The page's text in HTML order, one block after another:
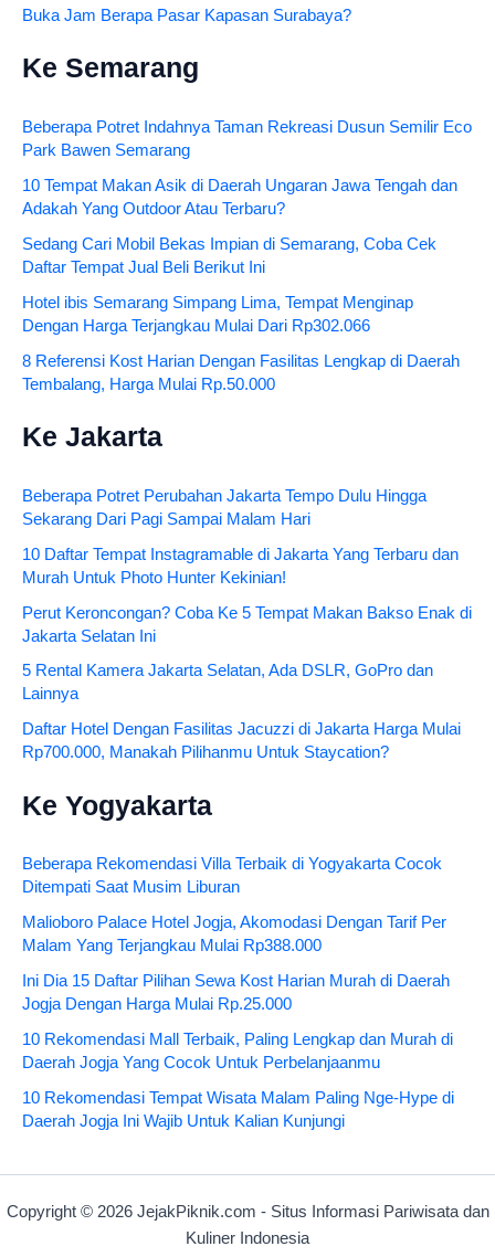
Buka Jam Berapa Pasar Kapasan Surabaya?
Ke Semarang
Beberapa Potret Indahnya Taman Rekreasi Dusun Semilir Eco
Park Bawen Semarang
10 Tempat Makan Asik di Daerah Ungaran Jawa Tengah dan
Adakah Yang Outdoor Atau Terbaru?
Sedang Cari Mobil Bekas Impian di Semarang, Coba Cek
Daftar Tempat Jual Beli Berikut Ini
Hotel ibis Semarang Simpang Lima, Tempat Menginap
Dengan Harga Terjangkau Mulai Dari Rp302.066
8 Referensi Kost Harian Dengan Fasilitas Lengkap di Daerah
Tembalang, Harga Mulai Rp.50.000
Ke Jakarta
Beberapa Potret Perubahan Jakarta Tempo Dulu Hingga
Sekarang Dari Pagi Sampai Malam Hari
10 Daftar Tempat Instagramable di Jakarta Yang Terbaru dan
Murah Untuk Photo Hunter Kekinian!
Perut Keroncongan? Coba Ke 5 Tempat Makan Bakso Enak di
Jakarta Selatan Ini
5 Rental Kamera Jakarta Selatan, Ada DSLR, GoPro dan
Lainnya
Daftar Hotel Dengan Fasilitas Jacuzzi di Jakarta Harga Mulai
Rp700.000, Manakah Pilihanmu Untuk Staycation?
Ke Yogyakarta
Beberapa Rekomendasi Villa Terbaik di Yogyakarta Cocok
Ditempati Saat Musim Liburan
Malioboro Palace Hotel Jogja, Akomodasi Dengan Tarif Per
Malam Yang Terjangkau Mulai Rp388.000
Ini Dia 15 Daftar Pilihan Sewa Kost Harian Murah di Daerah
Jogja Dengan Harga Mulai Rp.25.000
10 Rekomendasi Mall Terbaik, Paling Lengkap dan Murah di
Daerah Jogja Yang Cocok Untuk Perbelanjaanmu
10 Rekomendasi Tempat Wisata Malam Paling Nge-Hype di
Daerah Jogja Ini Wajib Untuk Kalian Kunjungi
Copyright © 2026 JejakPiknik.com - Situs Informasi Pariwisata dan
Kuliner Indonesia